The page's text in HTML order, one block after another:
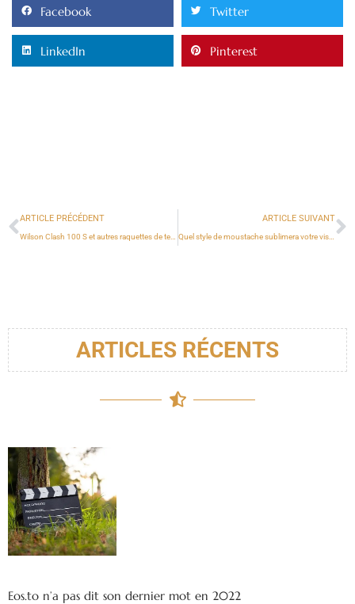
Facebook Twitter
LinkedIn Pinterest
ARTICLE PRÉCÉDENT ARTICLE SUIVANT
Quel style de moustache sublimera votre visage en 2024 ?
ARTICLES RÉCENTS
Eos.to n’a pas dit son dernier mot en 2022